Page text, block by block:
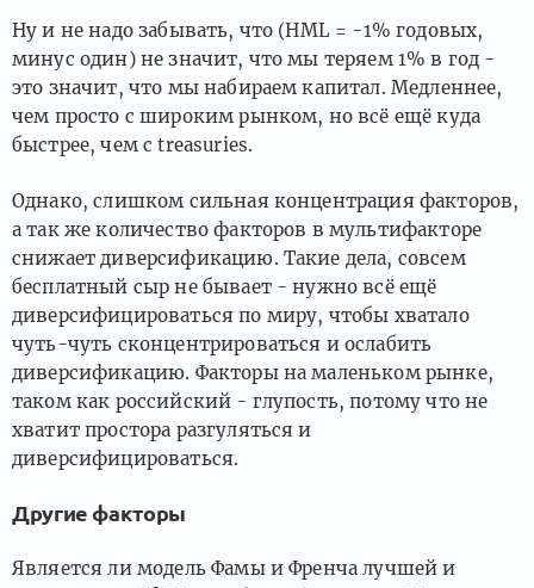
Ну и не надо забывать, что (HML = -1% годовых,
минус один) не значит, что мы теряем 1% в год -
это значит, что мы набираем капитал. Медленнее,
чем просто с широким рынком, но всё ещё куда
быстрее, чем с treasuries.
Однако, слишком сильная концентрация факторов,
а так же количество факторов в мультифакторе
снижает диверсификацию. Такие дела, совсем
бесплатный сыр не бывает - нужно всё ещё
диверсифицироваться по миру, чтобы хватало
чуть-чуть сконцентрироваться и ослабить
диверсификацию. Факторы на маленьком рынке,
таком как российский - глупость, потому что не
хватит простора разгуляться и
диверсифицироваться.
Другие факторы
Является ли модель Фамы и Френча лучшей и